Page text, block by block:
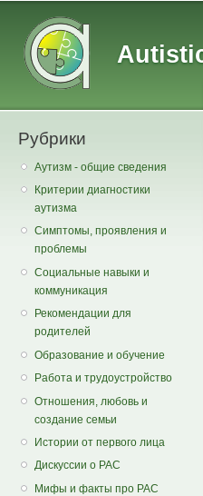
Рубрики
Аутизм - общие сведения
Критерии диагностики
аутизма
Симптомы, проявления и
проблемы
Социальные навыки и
коммуникация
Рекомендации для
родителей
Образование и обучение
Работа и трудоустройство
Отношения, любовь и
создание семьи
Истории от первого лица
Дискуссии о РАС
Мифы и факты про РАС